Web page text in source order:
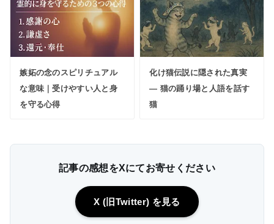
嫉妬の念のスピリチュアル
な意味｜受けやすい人と身
を守る心得
化け猫伝説に隠された真実
― 猫の踊り場と人語を話す
猫
記事の感想をXにてお寄せください
X (旧Twitter) を見る